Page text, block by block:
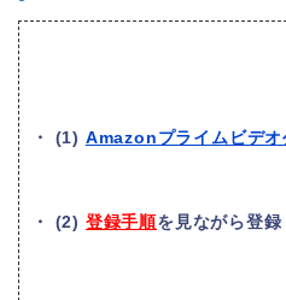
・ (1) Amazonプライムビデオ
・ (2) 登録手順を見ながら登録